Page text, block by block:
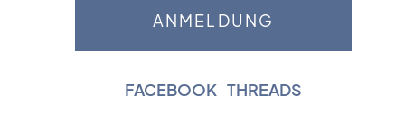
FACEBOOK THREADS